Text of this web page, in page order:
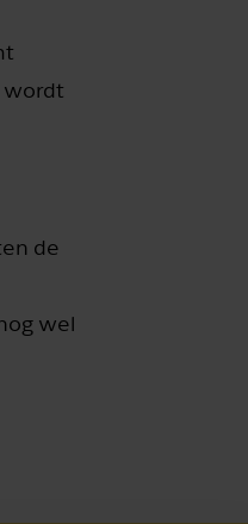
wordt
de
wel